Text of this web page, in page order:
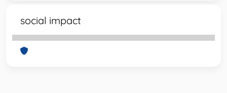
social impact